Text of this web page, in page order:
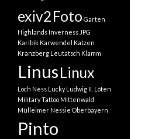
exiv2Foto Garten
Highlands Inverness JPG
Karibik Karwendel Katzen
Kranzberg Leutatsch Klamm
LinusLinux
Loch Ness Lucky Ludwig II. Löten
Military Tattoo Mittenwald
Mülleimer Nessie Oberbayern
Pinto